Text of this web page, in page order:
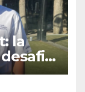
la